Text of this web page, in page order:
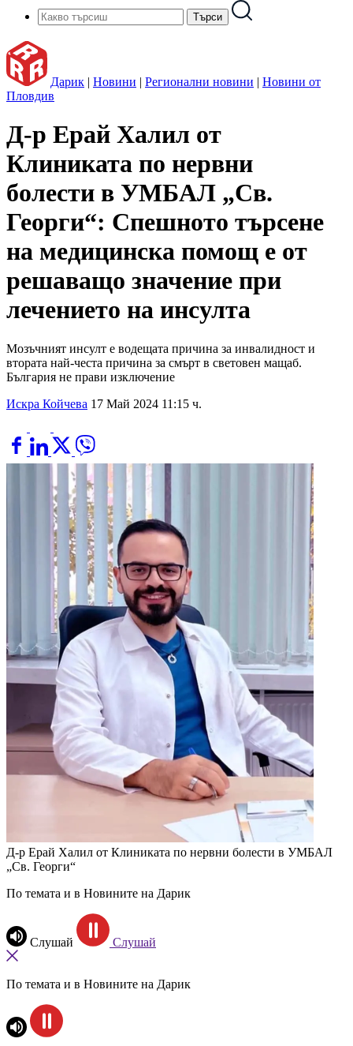
Дарик | Новини | Регионални новини | Новини от
Пловдив
Д-р Ерай Халил от
Клиниката по нервни
болести в УМБАЛ „Св.
Георги“: Спешното търсене
на медицинска помощ е от
решаващо значение при
лечението на инсулта
Мозъчният инсулт е водещата причина за инвалидност и
втората най-честа причина за смърт в световен мащаб.
България не прави изключение
Искра Койчева 17 Май 2024 11:15 ч.
Д-р Ерай Халил от Клиниката по нервни болести в УМБАЛ
„Св. Георги“
По темата и в Новините на Дарик
Слушай Слушай
По темата и в Новините на Дарик